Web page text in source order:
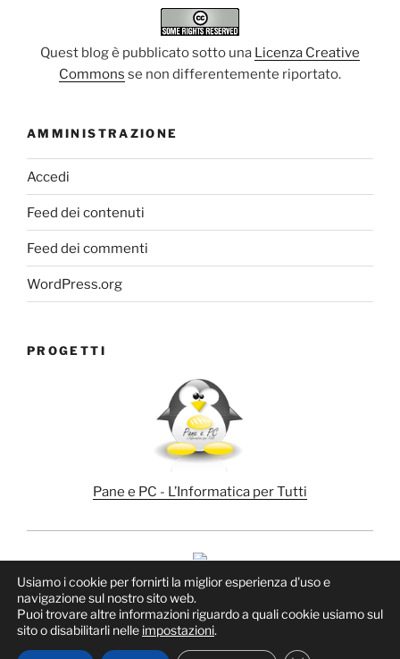
Quest blog è pubblicato sotto una Licenza Creative
Commons se non differentemente riportato.
AMMINISTRAZIONE
Accedi
Feed dei contenuti
Feed dei commenti
WordPress.org
PROGETTI
Pane e PC - L’Informatica per Tutti
Proudly powered by WordPress
Usiamo i cookie per fornirti la miglior esperienza d'uso e
navigazione sul nostro sito web.
Puoi trovare altre informazioni riguardo a quali cookie usiamo sul
sito o disabilitarli nelle impostazioni.